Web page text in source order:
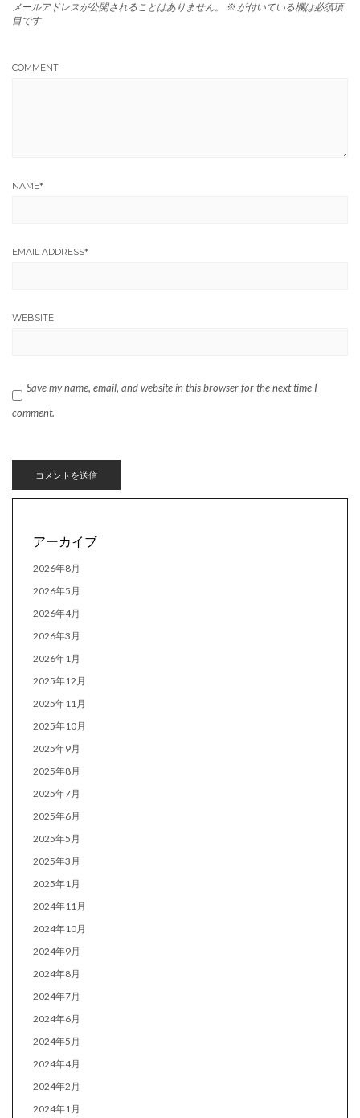
メールアドレスが公開されることはありません。 ※ が付いている欄は必須項
目です
COMMENT
NAME*
EMAIL ADDRESS*
WEBSITE
Save my name, email, and website in this browser for the next time I
comment.
アーカイブ
2026年8月
2026年5月
2026年4月
2026年3月
2026年1月
2025年12月
2025年11月
2025年10月
2025年9月
2025年8月
2025年7月
2025年6月
2025年5月
2025年3月
2025年1月
2024年11月
2024年10月
2024年9月
2024年8月
2024年7月
2024年6月
2024年5月
2024年4月
2024年2月
2024年1月